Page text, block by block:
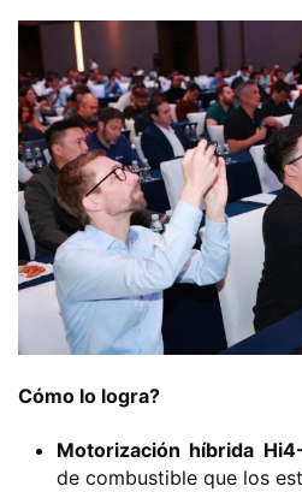
​Cómo lo logra?​
​Motorización híbrida
de combustible que los